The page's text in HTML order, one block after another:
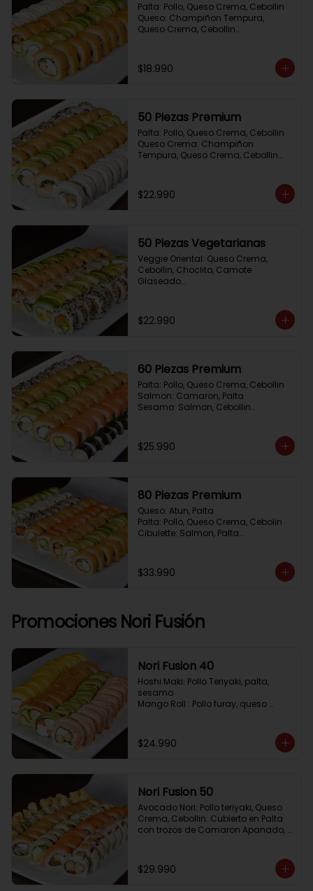
Palta: Pollo, Queso Crema, Cebollin
Queso: Champiñon Tempura,
Queso Crema, Cebollin
Cebollin
$18.990
50 Piezas Premium
Palta: Pollo, Queso Crema, Cebollin
Queso Crema: Champiñon
Tempura, Queso Crema, Cebollin
Cebollin
Frito 2: Pollo, Queso Crema, Cebollin
$22.990
50 Piezas Vegetarianas
Veggie Oriental: Queso Crema,
Cebollin, Choclito, Camote
Glaseado
Avocado Veggie:	Palmito, Choclito,
Queso Crema, Cebollin
Albahaca,  envuelto en almendras
$22.990
60 Piezas Premium
Palta: Pollo, Queso Crema, Cebollin
Salmon: Camaron, Palta
Sesamo: Salmon, Cebollin
Pimenton, Queso Crema
Hosomaki: Pollo Teriyaki
$25.990
80 Piezas Premium
Queso: Atun, Palta
Palta: Pollo, Queso Crema, Cebolin
Cibulette: Salmon, Palta
Frito 1: Champiñon Tempura,
Pimenton, Queso Crema
Cebollin
$33.990
Promociones Nori Fusión
Nori Fusion 40
Hoshi Maki: Pollo Teriyaki, palta,
sesamo
Mango Roll : Pollo furay, queso
Avocado Oriental: Salmon,
Kanikama, Queso crema, cubierto
Salmon, bañado en salsa
Acevichada
$24.990
Nori Fusion 50
Avocado Nori: Pollo teriyaki, Queso
Crema, Cebollin. Cubierto en Palta
con trozos de Camaron Apanado,
Palta, cubierto en Salmon
Shirosakana Oriental: Pescado
$29.990